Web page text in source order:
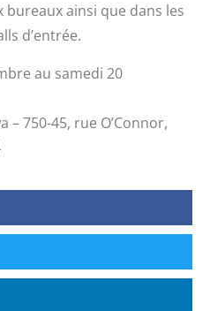
ainsi que dans les
d’entrée.
au samedi 20
– 750-45, rue O’Connor,